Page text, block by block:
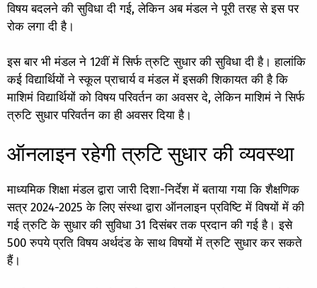
विषय बदलने की सुविधा दी गई, लेकिन अब मंडल ने पूरी तरह से इस पर
रोक लगा दी है।
इस बार भी मंडल ने 12वीं में सिर्फ त्रुटि सुधार की सुविधा दी है। हालांकि
कई विद्यार्थियों ने स्कूल प्राचार्य व मंडल में इसकी शिकायत की है कि
माशिमं विद्यार्थियों को विषय परिवर्तन का अवसर दे, लेकिन माशिमं ने सिर्फ
त्रुटि सुधार परिवर्तन का ही अवसर दिया है।
ऑनलाइन रहेगी त्रुटि सुधार की व्यवस्था
माध्यमिक शिक्षा मंडल द्वारा जारी दिशा-निर्देश में बताया गया कि शैक्षणिक
सत्र 2024-2025 के लिए संस्था द्वारा ऑनलाइन प्रविष्टि में विषयों में की
गई त्रुटि के सुधार की सुविधा 31 दिसंबर तक प्रदान की गई है। इसे
500 रुपये प्रति विषय अर्थदंड के साथ विषयों में त्रुटि सुधार कर सकते
हैं।